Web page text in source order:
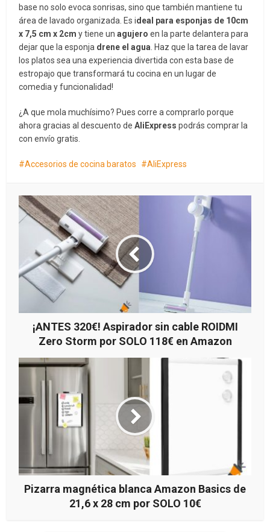
base no solo evoca sonrisas, sino que también mantiene tu
área de lavado organizada. Es ideal para esponjas de 10cm
x 7,5 cm x 2cmy tiene unagujero en la parte delantera para
dejar que la esponja drene el agua . Haz que la tarea de lavar
los platos sea una experiencia divertida con esta base de
estropajo que transformará tu cocina en un lugar de
comedia y funcionalidad!
¿A que mola muchísimo? Pues corre a comprarlo porque
ahora gracias al descuento deAliExpress podrás comprar la
con envío gratis.
Accesorios de cocina baratos AliExpress
¡ANTES 320€! Aspirador sin cable ROIDMI
Zero Storm por SOLO 118€ en Amazon
Pizarra magnética blanca Amazon Basics de
21,6 x 28 cm por SOLO 10€